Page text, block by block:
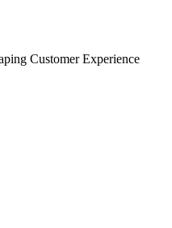
Customer Experience